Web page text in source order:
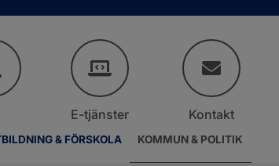
& FÖRSKOLA KOMMUN & POLITIK
E-tjänster Kontakt